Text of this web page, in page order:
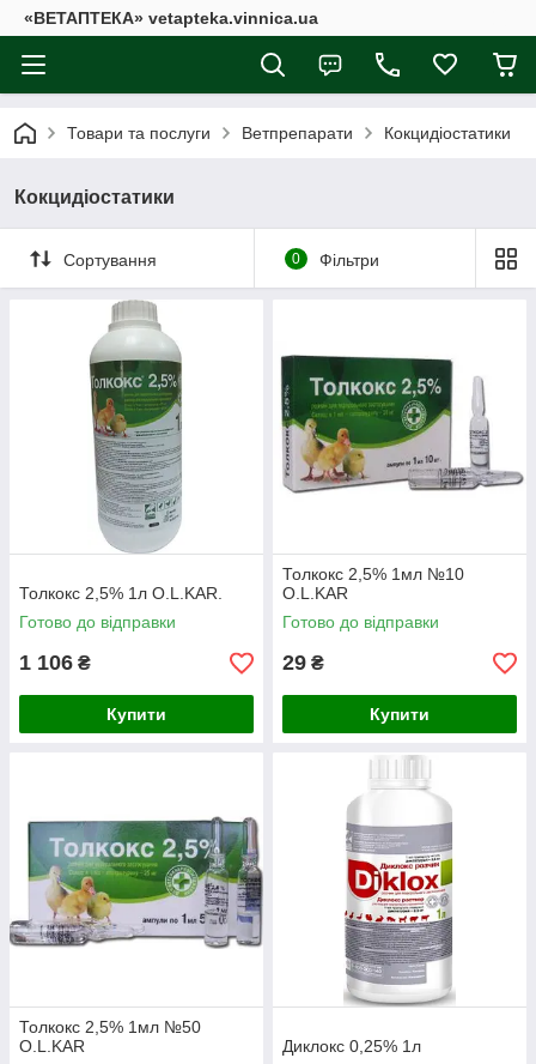
«ВЕТАПТЕКА» vetapteka.vinnica.ua
Товари та послуги Ветпрепарати Кокцидіостатики
Кокцидіостатики
Сортування 0 Фільтри
Толкокс 2,5% 1л O.L.KAR.
Готово до відправки
1 106 ₴
Купити
Толкокс 2,5% 1мл №10
O.L.KAR
Готово до відправки
29 ₴
Купити
Толкокс 2,5% 1мл №50
O.L.KAR
Диклокс 0,25% 1л